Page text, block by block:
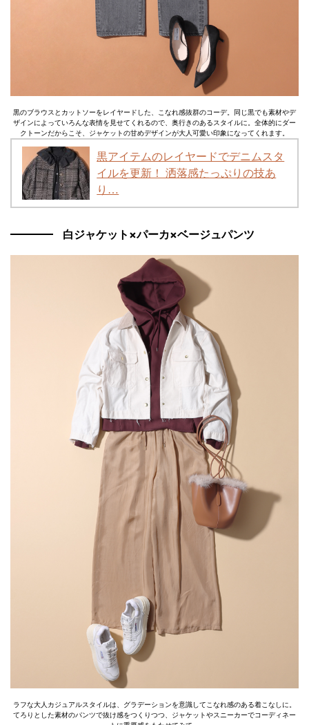
黒のブラウスとカットソーをレイヤードした、こなれ感抜群のコーデ。同じ黒でも素材やデ
ザインによっていろんな表情を見せてくれるので、奥行きのあるスタイルに。全体的にダー
クトーンだからこそ、ジャケットの甘めデザインが大人可愛い印象になってくれます。
黒アイテムのレイヤードでデニムスタ
イルを更新！ 洒落感たっぷりの技あ
り…
白ジャケット×パーカ×ベージュパンツ
ラフな大人カジュアルスタイルは、グラデーションを意識してこなれ感のある着こなしに。
てろりとした素材のパンツで抜け感をつくりつつ、ジャケットやスニーカーでコーディネー